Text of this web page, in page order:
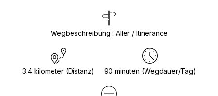
Wegbeschreibung : Aller / Itinerance
3.4 kilometer (Distanz) 90 minuten (Wegdauer/Tag)